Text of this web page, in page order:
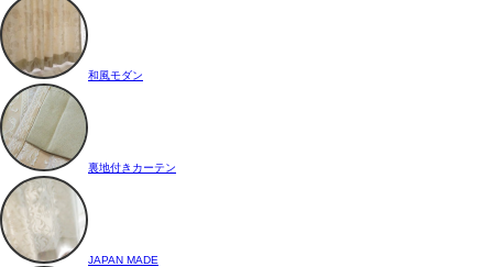
和風モダン
裏地付きカーテン
JAPAN MADE